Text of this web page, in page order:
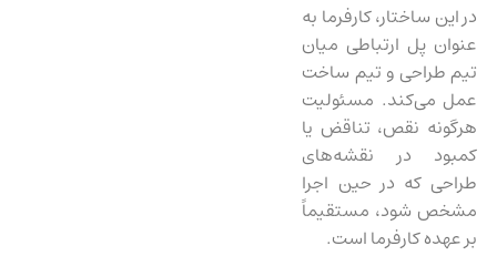
در این ساختار، کارفرما به
عنوان پل ارتباطی میان
تیم طراحی و تیم ساخت
عمل می‌کند. مسئولیت
هرگونه نقص، تناقض یا
کمبود در نقشه‌های
طراحی که در حین اجرا
مشخص شود، مستقیماً
بر عهده کارفرما است.